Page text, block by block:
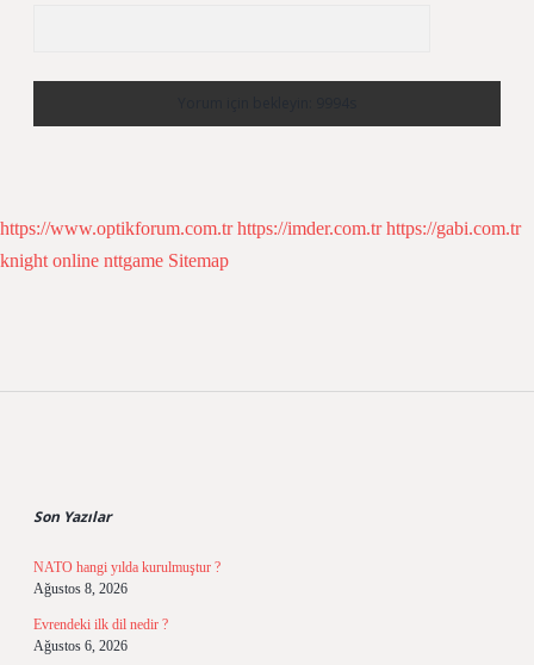
https://www.optikforum.com.tr https://imder.com.tr https://gabi.com.tr
knight online nttgame Sitemap
Son Yazılar
NATO hangi yılda kurulmuştur ?
Ağustos 8, 2026
Evrendeki ilk dil nedir ?
Ağustos 6, 2026